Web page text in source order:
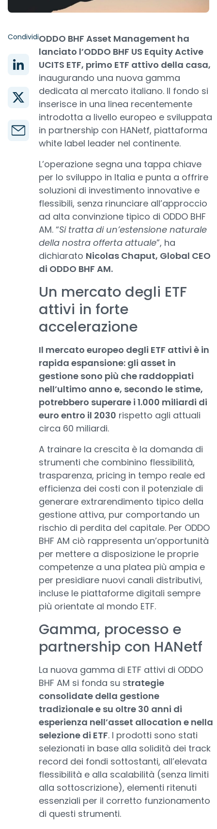
CondividiODDO BHF Asset Management ha
lanciato l’ODDO BHF US Equity Active
UCITS ETF, primo ETF attivo della casa,
inaugurando una nuova gamma
dedicata al mercato italiano. Il fondo si
inserisce in una linea recentemente
introdotta a livello europeo e sviluppata
in partnership con HANetf, piattaforma
white label leader nel continente.
L’operazione segna una tappa chiave
per lo sviluppo in Italia e punta a offrire
soluzioni di investimento innovative e
flessibili, senza rinunciare all’approccio
ad alta convinzione tipico di ODDO BHF
AM. “Si tratta di un’estensione naturale
della nostra offerta attuale”, ha
dichiarato Nicolas Chaput, Global CEO
di ODDO BHF AM.
Un mercato degli ETF
attivi in forte
accelerazione
Il mercato europeo degli ETF attivi è in
rapida espansione: gli asset in
gestione sono più che raddoppiati
nell’ultimo anno e, secondo le stime,
potrebbero superare i 1.000 miliardi di
euro entro il 2030 rispetto agli attuali
circa 60 miliardi.
A trainare la crescita è la domanda di
strumenti che combinino flessibilità,
trasparenza, pricing in tempo reale ed
efficienza dei costi con il potenziale di
generare extrarendimento tipico della
gestione attiva, pur comportando un
rischio di perdita del capitale. Per ODDO
BHF AM ciò rappresenta un’opportunità
per mettere a disposizione le proprie
competenze a una platea più ampia e
per presidiare nuovi canali distributivi,
incluse le piattaforme digitali sempre
più orientate al mondo ETF.
Gamma, processo e
partnership con HANetf
La nuova gamma di ETF attivi di ODDO
BHF AM si fonda su strategie
consolidate della gestione
tradizionale e su oltre 30 anni di
esperienza nell’asset allocation e nella
selezione di ETF. I prodotti sono stati
selezionati in base alla solidità dei track
record dei fondi sottostanti, all’elevata
flessibilità e alla scalabilità (senza limiti
alla sottoscrizione), elementi ritenuti
essenziali per il corretto funzionamento
di questi strumenti.